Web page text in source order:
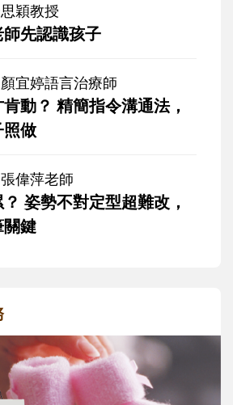
穎教授
先認識孩子
顏宜婷語言治療師
動？ 精簡指令溝通法，
做
張偉萍老師
姿勢不對定型超難改，
鍵